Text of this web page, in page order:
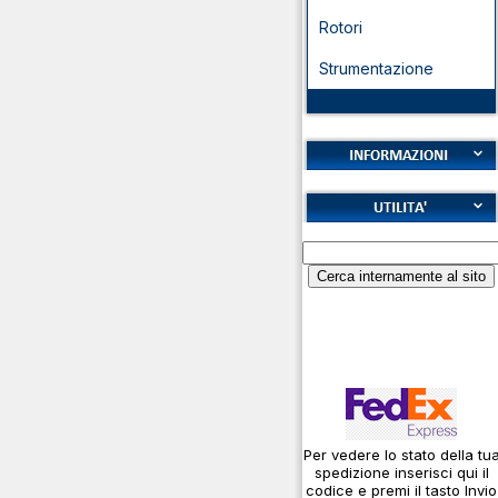
Rotori
Strumentazione
Cookies
Diritto di recesso
Informativa sulla privacy
Alfabeto Fonetico ICAO
Calcolatore
attenuazione cavi
Connessioni
microfoniche
Cosa è l' ADS-B
Montaggio connettori
Per vedere lo stato della
spedizione inserisci qui il
codice e premi il tasto Invio